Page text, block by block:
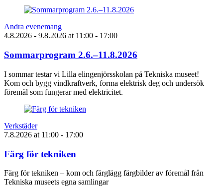
Andra evenemang
4.8.2026 - 9.8.2026 at 11:00 - 17:00
Sommarprogram 2.6.–11.8.2026
I sommar testar vi Lilla elingenjörsskolan på Tekniska museet!
Kom och bygg vindkraftverk, forma elektrisk deg och undersök
föremål som fungerar med elektricitet.
Verkstäder
7.8.2026 at 11:00 - 17:00
Färg för tekniken
Färg för tekniken – kom och färglägg färgbilder av föremål från
Tekniska museets egna samlingar